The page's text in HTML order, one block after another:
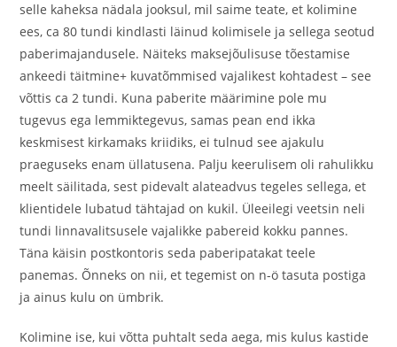
selle kaheksa nädala jooksul, mil saime teate, et kolimine
ees, ca 80 tundi kindlasti läinud kolimisele ja sellega seotud
paberimajandusele. Näiteks maksejõulisuse tõestamise
ankeedi täitmine+ kuvatõmmised vajalikest kohtadest – see
võttis ca 2 tundi. Kuna paberite määrimine pole mu
tugevus ega lemmiktegevus, samas pean end ikka
keskmisest kirkamaks kriidiks, ei tulnud see ajakulu
praeguseks enam üllatusena. Palju keerulisem oli rahulikku
meelt säilitada, sest pidevalt alateadvus tegeles sellega, et
klientidele lubatud tähtajad on kukil. Üleeilegi veetsin neli
tundi linnavalitsusele vajalikke pabereid kokku pannes.
Täna käisin postkontoris seda paberipatakat teele
panemas. Õnneks on nii, et tegemist on n-ö tasuta postiga
ja ainus kulu on ümbrik.
Kolimine ise, kui võtta puhtalt seda aega, mis kulus kastide